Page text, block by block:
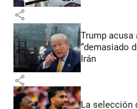
share
Trump acusa
“demasiado
Irán
share
La selección